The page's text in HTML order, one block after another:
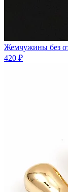
Жемчужины без
420 ₽